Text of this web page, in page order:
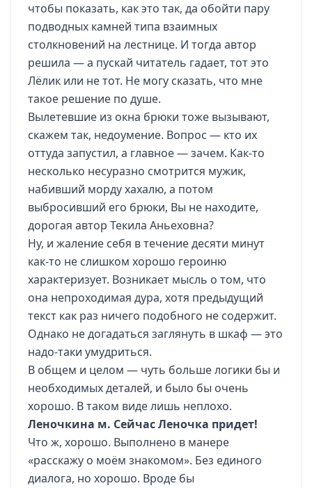
чтобы показать, как это так, да обойти пару
подводных камней типа взаимных
столкновений на лестнице. И тогда автор
решила — а пускай читатель гадает, тот это
Лёлик или не тот. Не могу сказать, что мне
такое решение по душе.
Вылетевшие из окна брюки тоже вызывают,
скажем так, недоумение. Вопрос — кто их
оттуда запустил, а главное — зачем. Как-то
несколько несуразно смотрится мужик,
набивший морду хахалю, а потом
выбросивший его брюки, Вы не находите,
дорогая автор Текила Аньеховна?
Ну, и жаление себя в течение десяти минут
как-то не слишком хорошо героиню
характеризует. Возникает мысль о том, что
она непроходимая дура, хотя предыдущий
текст как раз ничего подобного не содержит.
Однако не догадаться заглянуть в шкаф — это
надо-таки умудриться.
В общем и целом — чуть больше логики бы и
необходимых деталей, и было бы очень
хорошо. В таком виде лишь неплохо.
Леночкина м. Сейчас Леночка придет!
Что ж, хорошо. Выполнено в манере
«расскажу о моём знакомом». Без единого
диалога, но хорошо. Вроде бы